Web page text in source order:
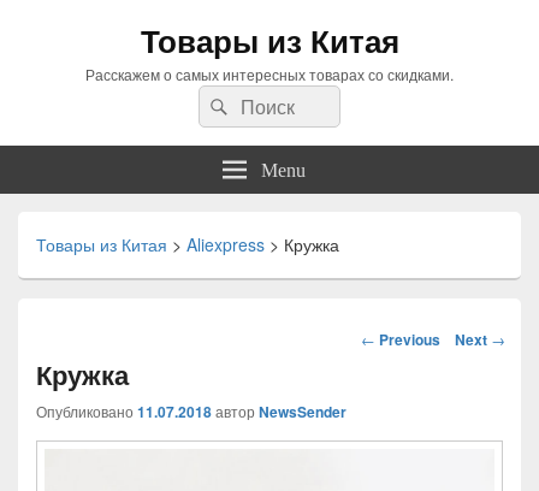
Товары из Китая
Расскажем о самых интересных товарах со скидками.
Search
for:
Search
Menu
Товары из Китая > Aliexpress > Кружка
Навигация
← Previous Next →
Кружка
Опубликовано 11.07.2018автор NewsSender